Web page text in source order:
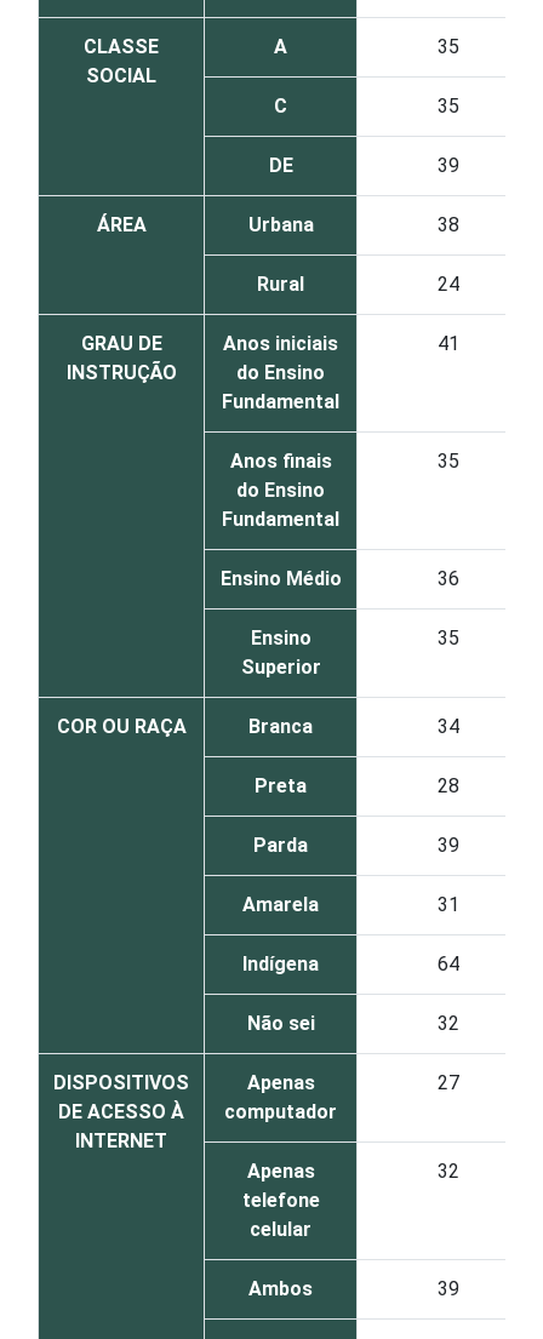
CLASSE
SOCIAL
A 35
C 35
DE 39
ÁREA Urbana 38
Rural 24
GRAU DE
INSTRUÇÃO
Anos iniciais
do Ensino
Fundamental
41
Anos finais
do Ensino
Fundamental
35
Ensino Médio 36
Ensino
Superior
35
COR OU RAÇA Branca 34
Preta 28
Parda 39
Amarela 31
Indígena 64
Não sei 32
DISPOSITIVOS
DE ACESSO À
INTERNET
Apenas
computador
27
Apenas
telefone
celular
32
Ambos 39